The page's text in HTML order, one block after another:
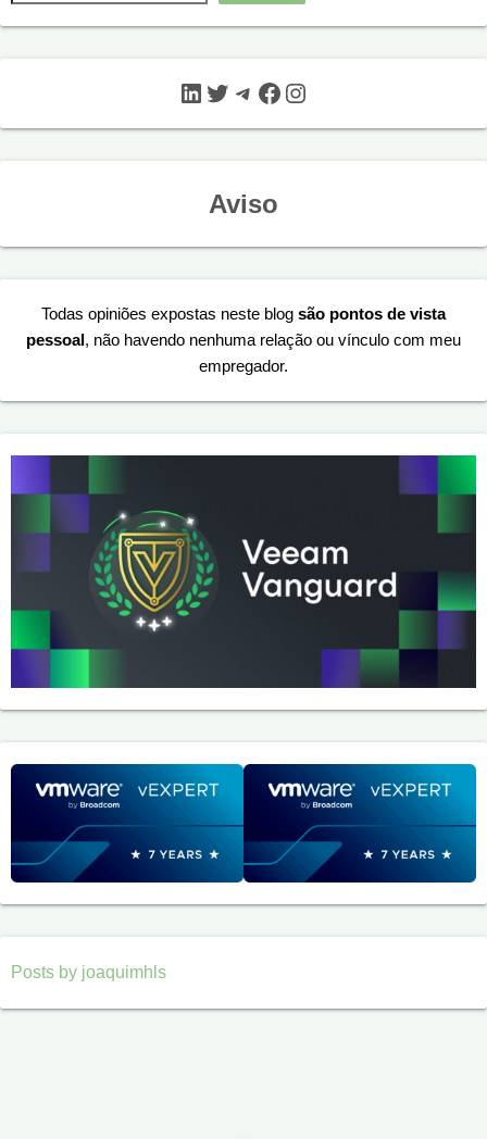
LinkedIn Twitter Telegram Facebook Instagram
Aviso
Todas opiniões expostas neste blog são pontos de vista
pessoal, não havendo nenhuma relação ou vínculo com meu
empregador.
Posts by joaquimhls